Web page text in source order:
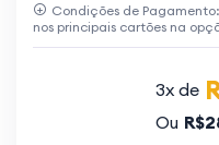
Condições de
nos principais cartões na
3x de
Ou